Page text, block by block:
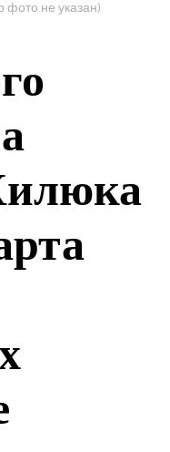
фото не указан)